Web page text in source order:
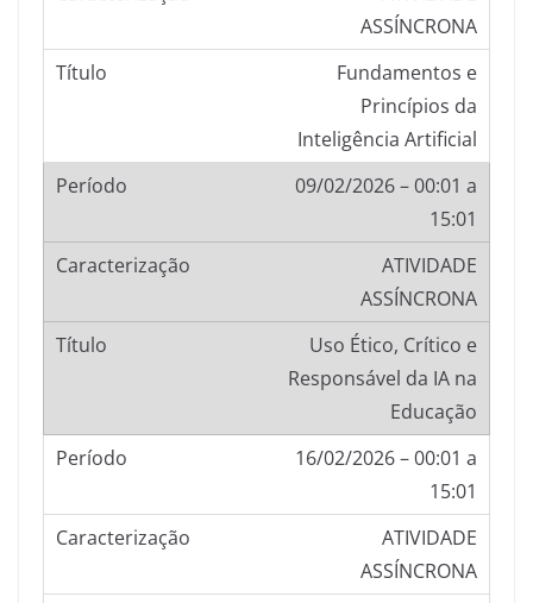
ASSÍNCRONA
Fundamentos e
Princípios da
Inteligência Artificial
09/02/2026 – 00:01 a
15:01
ATIVIDADE
ASSÍNCRONA
Uso Ético, Crítico e
Responsável da IA na
Educação
16/02/2026 – 00:01 a
15:01
ATIVIDADE
ASSÍNCRONA